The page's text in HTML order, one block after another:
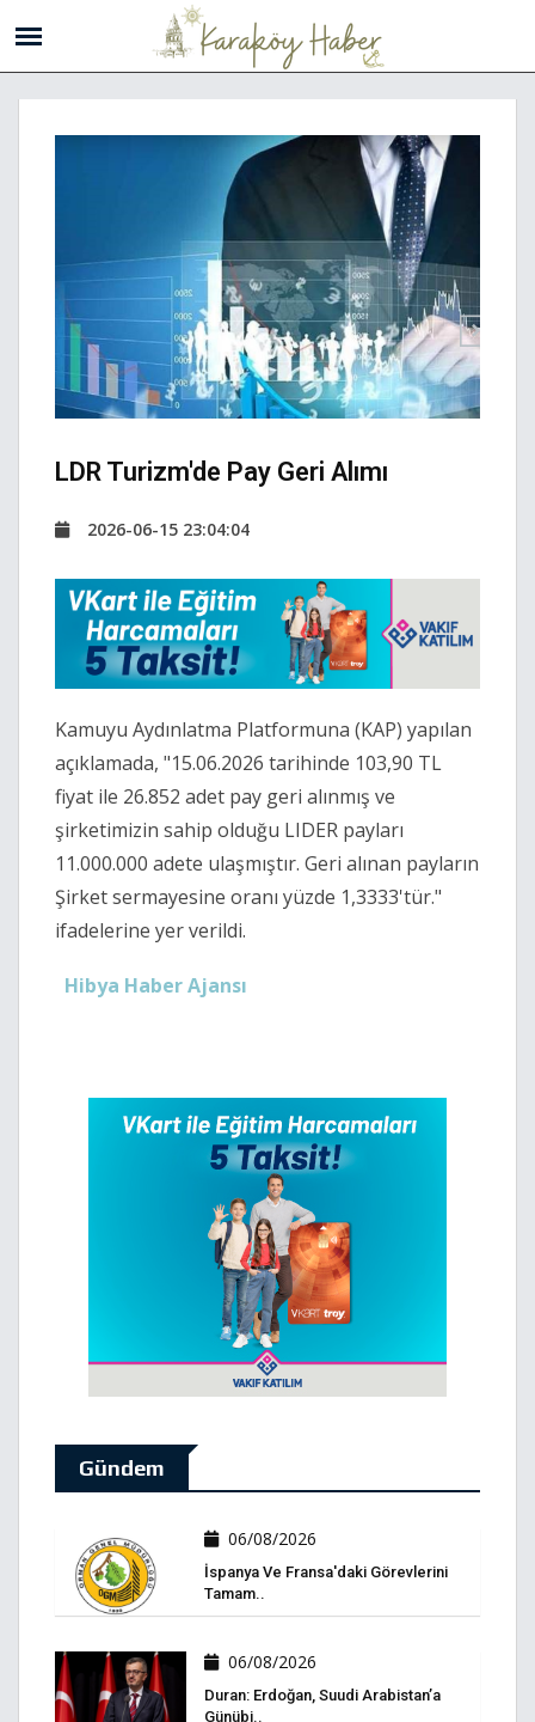
LDR Turizm'de Pay Geri Alımı
2026-06-15 23:04:04
Kamuyu Aydınlatma Platformuna (KAP) yapılan
açıklamada, "15.06.2026 tarihinde 103,90 TL
fiyat ile 26.852 adet pay geri alınmış ve
şirketimizin sahip olduğu LIDER payları
11.000.000 adete ulaşmıştır. Geri alınan payların
Şirket sermayesine oranı yüzde 1,3333'tür."
ifadelerine yer verildi.
Hibya Haber Ajansı
Gündem
06/08/2026
İspanya Ve Fransa'daki Görevlerini
Tamam..
06/08/2026
Duran: Erdoğan, Suudi Arabistan’a
Günübi..